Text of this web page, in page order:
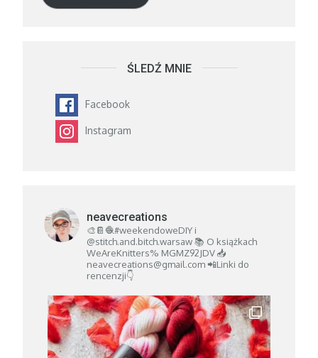
ŚLEDŹ MNIE
Facebook
Instagram
neavecreations
🎨📔🧶#weekendoweDIY i
@stitch.and.bitch.warsaw📚 O książkach
WeAreKnitters% MGMZ92JDV📥
neavecreations@gmail.com📲Linki do
rencenzji👇